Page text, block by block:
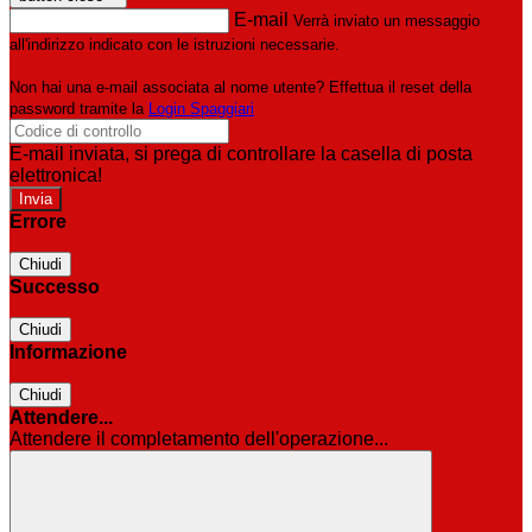
E-mail Verrà inviato un messaggio
all'indirizzo indicato con le istruzioni necessarie.
Non hai una e-mail associata al nome utente? Effettua il reset della
password tramite la Login Spaggiari
E-mail inviata, si prega di controllare la casella di posta
elettronica!
Errore
Chiudi
Successo
Chiudi
Informazione
Chiudi
Attendere...
Attendere il completamento dell'operazione...